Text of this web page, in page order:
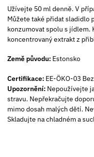
Užívejte 50 ml denně. V
Můžete také přidat sladidlo
konzumovat spolu s jídlem.
koncentrovaný extrakt z
Země původu: Estonsko
Certifikace: EE-ÖKO-03
Upozornění: Nepoužívejte
stravu. Nepřekračujte
mimo dosah malých dětí.
Skladujte na chladném a